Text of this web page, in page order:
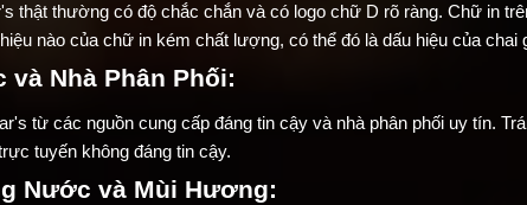
thật thường có độ chắc chắn và có logo chữ D rõ ràng. Chữ in
nào của chữ in kém chất lượng, có thể đó là dấu hiệu của chai
và Nhà Phân Phối:
từ các nguồn cung cấp đáng tin cậy và nhà phân phối uy tín.
tuyến không đáng tin cậy.
Nước và Mùi Hương: